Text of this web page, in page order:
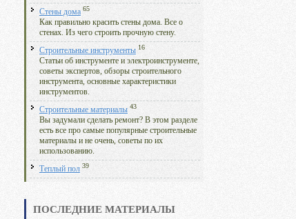
Стены дома 65
Как правильно красить стены дома. Все о
стенах. Из чего строить прочную стену.
Строительные инструменты 16
Статьи об инструменте и электроинструменте,
советы экспертов, обзоры строительного
инструмента, основные характеристики
инструментов.
Строительные материалы 43
Вы задумали сделать ремонт? В этом разделе
есть все про самые популярные строительные
материалы и не очень, советы по их
использованию.
Теплый пол 39
ПОСЛЕДНИЕ МАТЕРИАЛЫ